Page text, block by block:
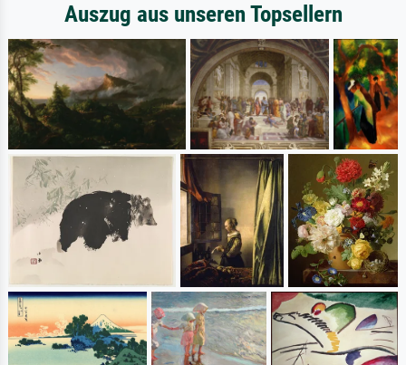
Auszug aus unseren Topsellern